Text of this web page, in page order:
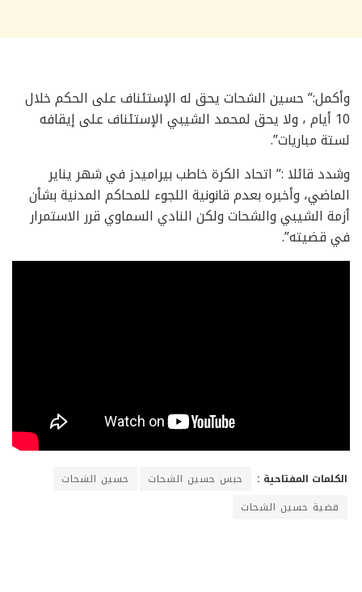
وأكمل:” حسين الشحات يحق له الإستئناف على الحكم خلال
10 أيام ، ولا يحق لمحمد الشيبي الإستئناف على إيقافه
لستة مباريات”.
وشدد قائلا :” اتحاد الكرة خاطب بيراميدز في شهر يناير
الماضي، وأخبره بعدم قانونية اللجوء للمحاكم المدنية بشأن
أزمة الشيبي والشحات ولكن النادي السماوي قرر الاستمرار
في قضيته”.
الكلمات المفتاحية : حبس حسين الشحات
حسين الشحات
قضية حسين الشحات